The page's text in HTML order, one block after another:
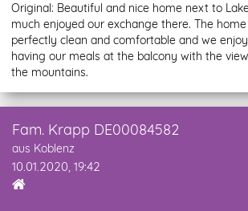
Original: Beautiful and nice home next to
much enjoyed our exchange there. The
perfectly clean and comfortable and we
having our meals at the balcony with the
the mountains.
Fam. Krapp DE00084582
aus Koblenz
10.01.2020, 19:42